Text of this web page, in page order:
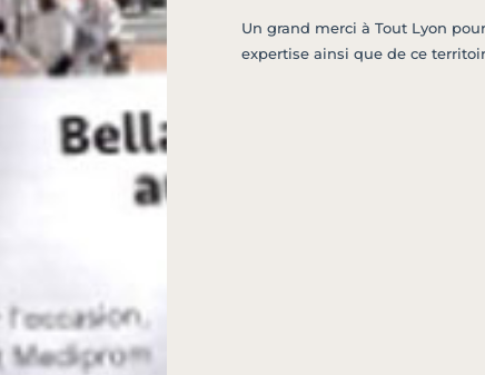
Un grand merci à Tout Lyon
expertise ainsi que de ce